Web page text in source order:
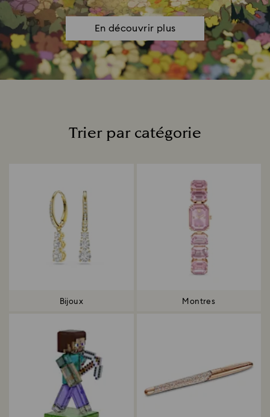
En découvrir plus
Trier par catégorie
Bijoux Montres